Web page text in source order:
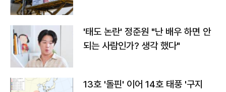
'태도 논란' 정준원 "난 배우 하면 안
되는 사람인가? 생각 했다"
13호 '돌핀' 이어 14호 태풍 '구지